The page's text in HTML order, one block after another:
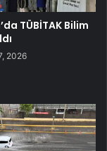
TÜBİTAK Bilim
2026